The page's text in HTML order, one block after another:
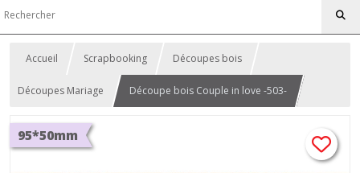
Accueil Scrapbooking Découpes bois
Découpes Mariage Découpe bois Couple in love -503-
95*50mm